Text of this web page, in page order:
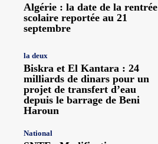
Algérie : la date de la rentrée
scolaire reportée au 21
septembre
la deux
Biskra et El Kantara : 24
milliards de dinars pour un
projet de transfert d’eau
depuis le barrage de Beni
Haroun
National